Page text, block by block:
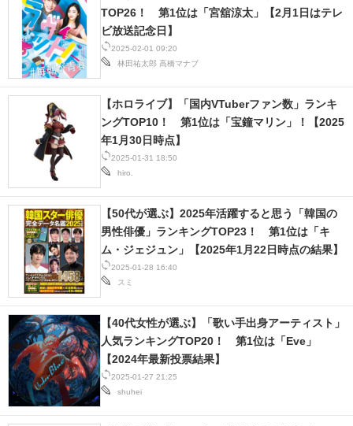
2025-02-01 09:20
林田祐太郎 高橋マナブ
TOP26！ 第1位は「宮舘涼太」【2月1日はテレ
ビ放送記念日】
2025-01-31 18:50
hiro.
【ホロライブ】「国内VTuberファン数」ランキ
ングTOP10！ 第1位は「宝鐘マリン」！【2025
年1月30日時点】
2025-01-28 16:40
スミ
【50代が選ぶ】2025年活躍すると思う「韓国の
男性俳優」ランキングTOP23！ 第1位は「キ
ム・ジェジュン」【2025年1月22日時点の結果】
2025-01-27 21:25
shuhei
【40代女性が選ぶ】「歌い手出身アーティスト」
人気ランキングTOP20！ 第1位は「Eve」
【2024年最新投票結果】